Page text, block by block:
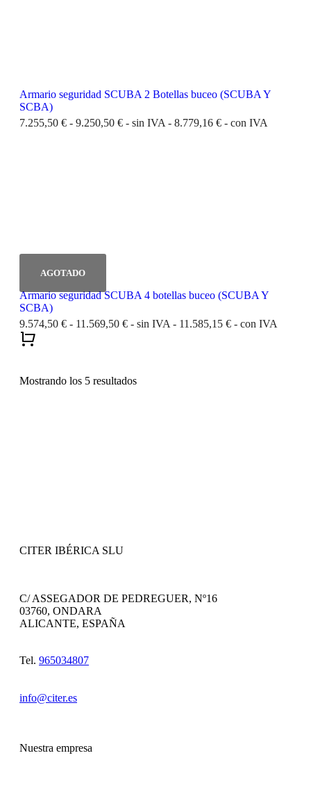
Armario seguridad SCUBA 2 Botellas buceo (SCUBA Y
SCBA)
7.255,50 € - 9.250,50 € - sin IVA - 8.779,16 € - con IVA
Armario seguridad SCUBA 4 botellas buceo (SCUBA Y
SCBA)
9.574,50 € - 11.569,50 € - sin IVA - 11.585,15 € - con IVA
Mostrando los 5 resultados
CITER IBÉRICA SLU
C/ ASSEGADOR DE PEDREGUER, Nº16
03760, ONDARA
ALICANTE, ESPAÑA
Tel. 965034807
info@citer.es
Nuestra empresa